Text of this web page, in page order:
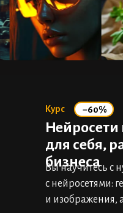
Нейросети
для себя,
бизнеса
Курс
Вы научитесь с
с нейросетями:
и изображения,
−60%